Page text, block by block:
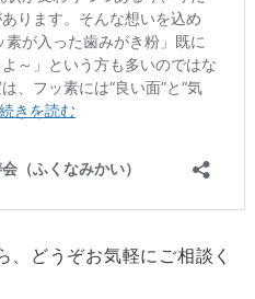
、どうぞお気軽にご相談く